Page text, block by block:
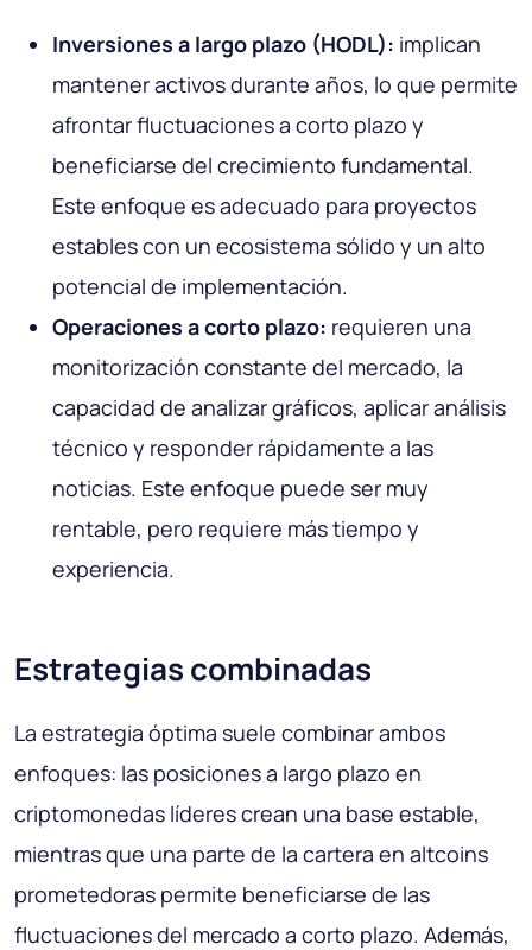
Inversiones a largo plazo (HODL): implican
mantener activos durante años, lo que permite
afrontar fluctuaciones a corto plazo y
beneficiarse del crecimiento fundamental.
Este enfoque es adecuado para proyectos
estables con un ecosistema sólido y un alto
potencial de implementación.
Operaciones a corto plazo: requieren una
monitorización constante del mercado, la
capacidad de analizar gráficos, aplicar análisis
técnico y responder rápidamente a las
noticias. Este enfoque puede ser muy
rentable, pero requiere más tiempo y
experiencia.
Estrategias combinadas
La estrategia óptima suele combinar ambos
enfoques: las posiciones a largo plazo en
criptomonedas líderes crean una base estable,
mientras que una parte de la cartera en altcoins
prometedoras permite beneficiarse de las
fluctuaciones del mercado a corto plazo. Además,